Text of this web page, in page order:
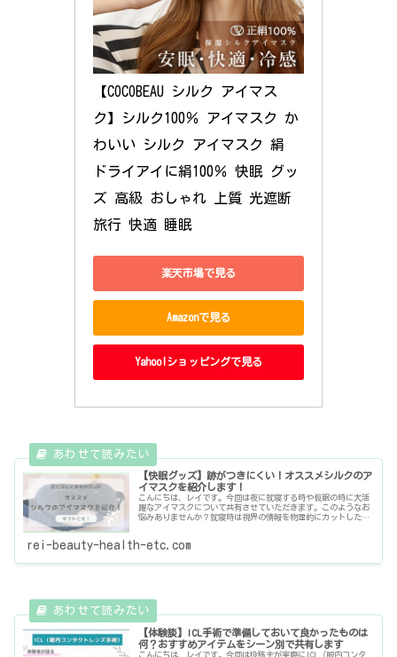
【COCOBEAU シルク アイマス
ク】シルク100％ アイマスク か
わいい シルク アイマスク 絹
ドライアイに絹100％ 快眠 グッ
ズ 高級 おしゃれ 上質 光遮断
旅行 快適 睡眠
楽天市場で見る
Amazonで見る
Yahoo!ショッピングで見る
【快眠グッズ】跡がつきにくい！オススメシルクのア
イマスクを紹介します！
こんにちは、レイです。今回は夜に就寝する時や仮眠の時に大活
躍なアイマスクについて共有させていただきます。このようなお
悩みありませんか？就寝時は視界の情報を物理的にカットした
rei-beauty-health-etc.com
【体験談】ICL手術で準備しておいて良かったものは
何？おすすめアイテムをシーン別で共有します
こんにちは、レイです。今回は投稿主が実際にICL（眼内コンタ